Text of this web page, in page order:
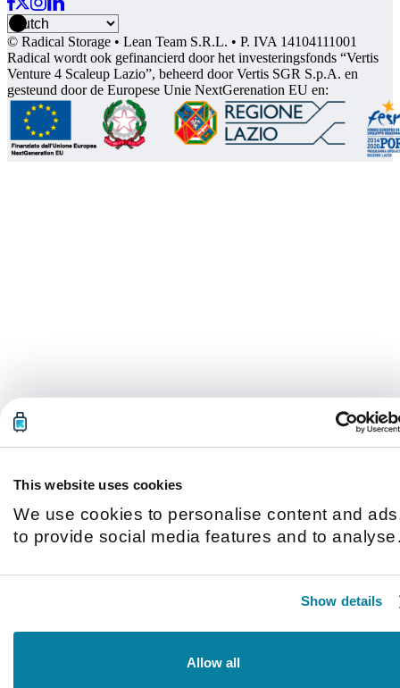
This website uses cookies
We use cookies to personalise content and
to provide social media features and to analyse
use of our site with our social media,
and analytics partners who may combine it with
Show details
Allow all
© Radical Storage • Lean Team S.R.L. • P. IVA 14104111001
Radical wordt ook gefinancierd door het investeringsfonds “Vertis
Venture 4 Scaleup Lazio”, beheerd door Vertis SGR S.p.A. en
gesteund door de Europese Unie NextGerenation EU en: